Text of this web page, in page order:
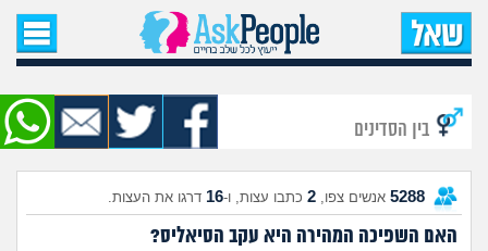
עמוד הבית
שאל שאלה
שאלות חדשות
שאלות שעוררו עניין
בין הסדינים
5288 אנשים צפו, 2 כתבו עצות, ו-16 דרגו את העצות.
האם השפיכה המהירה היא עקב הסיאליס?